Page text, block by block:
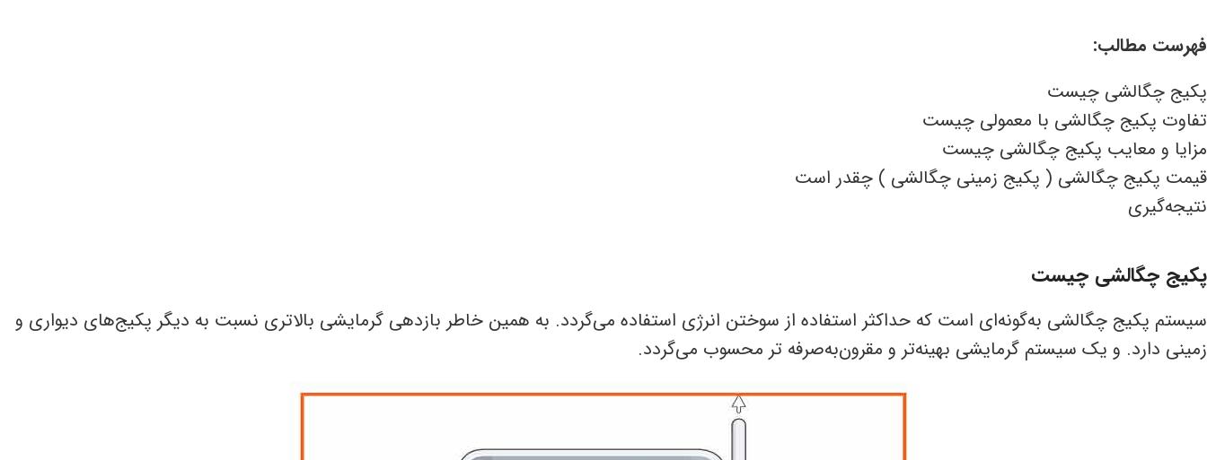
فهرست مطالب:
پکیج چگالشی چیست
تفاوت پکیج چگالشی با معمولی چیست
مزایا و معایب پکیج چگالشی چیست
قیمت پکیج چگالشی ( پکیج زمینی چگالشی ) چقدر است
نتیجه‌گیری
پکیج چگالشی چیست
سیستم پکیج چگالشی به‌گونه‌ای است که حداکثر استفاده از سوختن انرژی استفاده می‌گردد. به همین خاطر بازدهی گرمایشی بالاتری نسبت به دیگر پکیج‌های دیواری و
زمینی دارد. و یک سیستم گرمایشی بهینه‌تر و مقرون‌به‌صرفه تر محسوب می‌گردد.